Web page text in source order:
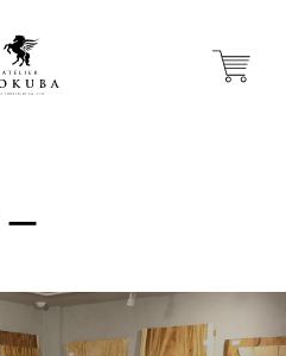
STORE
ら探す